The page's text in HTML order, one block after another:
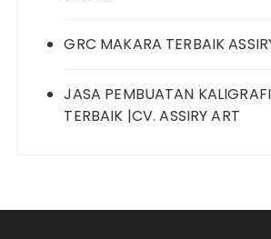
GRC MAKARA TERBAIK
JASA PEMBUATAN
TERBAIK |CV. ASSIRY ART